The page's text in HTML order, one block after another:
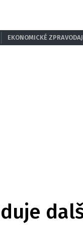
EKONOMICKÉ